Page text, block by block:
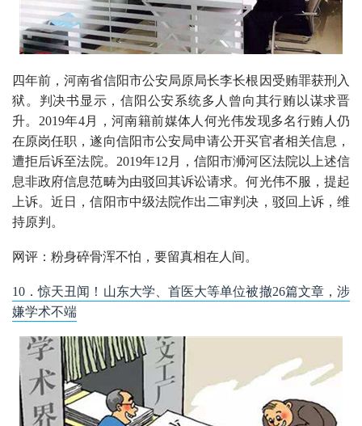
四年前，河南省信阳市公安局原局长李长根因受贿罪获刑入
狱。判决书显示，信阳公安系统多人曾向其行贿以谋求晋
升。2019年4月，河南籍前媒体人何光伟发现多名行贿人仍
在原岗任职，遂向信阳市公安局申请公开买官者相关信息，
遭拒后诉至法院。2019年12月，信阳市浉河区法院以上述信
息非政府信息范畴为由驳回其诉讼请求。何光伟不服，提起
上诉。近日，信阳市中级法院作出二审判决，驳回上诉，维
持原判。
网评：粉身碎骨浑不怕，要留真相在人间。
10．惊天丑闻！山东大学、首医大等单位被撤26篇文章，涉
嫌学术不端